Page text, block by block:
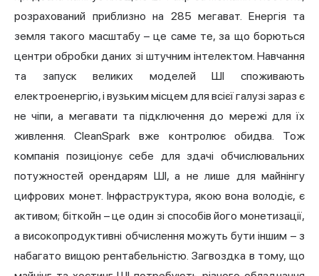
розрахований приблизно на 285 мегават. Енергія та
земля такого масштабу – це саме те, за що борються
центри обробки даних зі штучним інтелектом. Навчання
та запуск великих моделей ШІ споживають
електроенергію, і вузьким місцем для всієї галузі зараз є
не чіпи, а мегавати та підключення до мережі для їх
живлення. CleanSpark вже контролює обидва. Тож
компанія позиціонує себе для здачі обчислювальних
потужностей орендарям ШІ, а не лише для майнінгу
цифрових монет. Інфраструктура, якою вона володіє, є
активом; біткойн – це один зі способів його монетизації,
а високопродуктивні обчислення можуть бути іншим – з
набагато вищою рентабельністю. Загвоздка в тому, що